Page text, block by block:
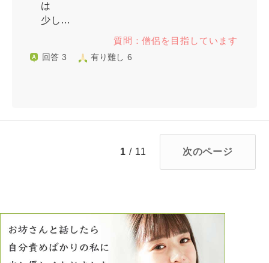
は
少し...
質問：僧侶を目指しています
回答 3 有り難し 6
1 / 11 次のページ